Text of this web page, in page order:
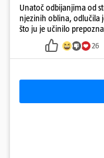
Unatoč odbijanjima od
njezinih oblina, odlučila
što ju je učinilo
26